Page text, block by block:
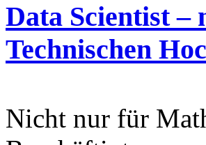
Data Scientist
Technischen
Nicht nur für